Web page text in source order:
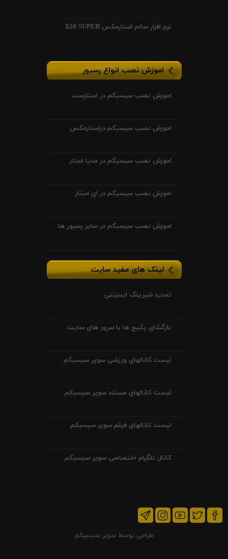
نرم افزار سالم استارمکس X20 SUPER
اموزش نصب انواع رسیور
اموزش نصب سیسیکم در استارست
اموزش نصب سیسیکم دراستارمکس
اموزش نصب سیسیکم در مدیا استار
اموزش نصب سیسیکم در ای استار
اموزش نصب سیسیکم در سایر رسیور ها
لینک های مفید سایت
تمدید شیرینگ اینترنتی
بازگشای پکیج ها با سرور های سایت
لیست کانالهای ورزشی سوپر سیسیکم
لیست کانالهای مستند سوپر سیسیکم
لیست کانالهای فیلم سوپر سیسیکم
کانال تلگرام اختصاصی سوپر سیسیکم
طراحی توسط سوپر سیسیکم